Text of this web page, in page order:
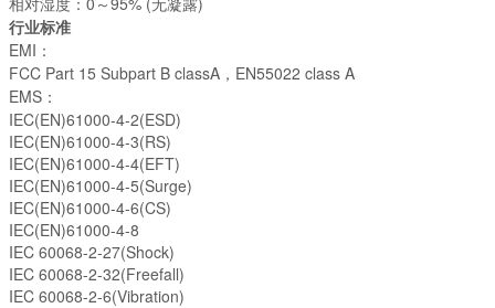
行业标准
EMI：
FCC Part 15 Subpart B classA，EN55022 class A
EMS：
IEC(EN)61000-4-2(ESD)
IEC(EN)61000-4-3(RS)
IEC(EN)61000-4-4(EFT)
IEC(EN)61000-4-5(Surge)
IEC(EN)61000-4-6(CS)
IEC(EN)61000-4-8
IEC 60068-2-27(Shock)
IEC 60068-2-32(Freefall)
IEC 60068-2-6(Vibration)